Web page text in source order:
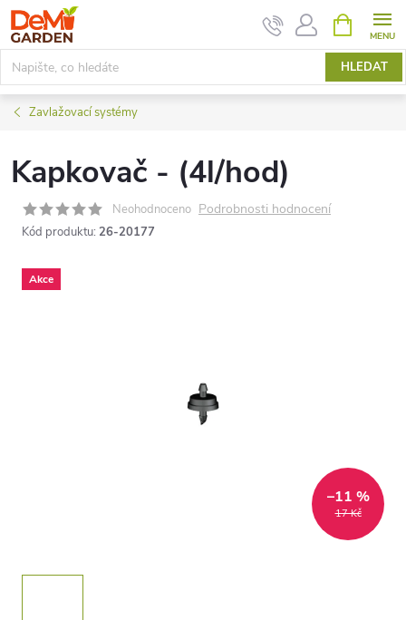
Přejít
na
obsah
HLEDAT
NÁKUPNÍ
KOŠÍK
Zavlažovací systémy
Kapkovač - (4l/hod)
Neohodnoceno Podrobnosti hodnocení
Kód produktu: 26-20177
Akce
17 Kč
–11 %